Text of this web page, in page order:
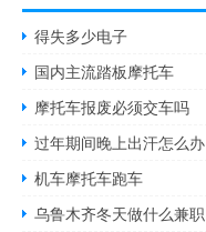
得失多少电子
国内主流踏板摩托车
摩托车报废必须交车吗
过年期间晚上出汗怎么办
机车摩托车跑车
乌鲁木齐冬天做什么兼职